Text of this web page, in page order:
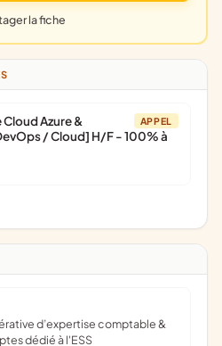
la fiche
APPEL
Azure &
/ Cloud] H/F - 100% à
dédié à l'ESS